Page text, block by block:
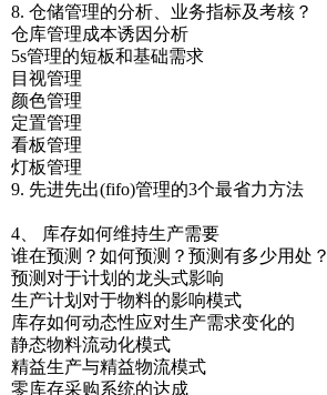
8. 仓储管理的分析、业务指标及考核？
仓库管理成本诱因分析
5s管理的短板和基础需求
目视管理
颜色管理
定置管理
看板管理
灯板管理
9. 先进先出(fifo)管理的3个最省力方法
4、 库存如何维持生产需要
谁在预测？如何预测？预测有多少用处？
预测对于计划的龙头式影响
生产计划对于物料的影响模式
库存如何动态性应对生产需求变化的
静态物料流动化模式
精益生产与精益物流模式
零库存采购系统的达成